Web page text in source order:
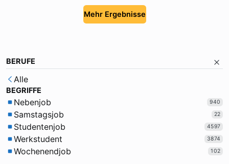
Mehr Ergebnisse
BERUFE
Alle
BEGRIFFE
Nebenjob 940
Samstagsjob 22
Studentenjob 4597
Werkstudent 3874
Wochenendjob 102